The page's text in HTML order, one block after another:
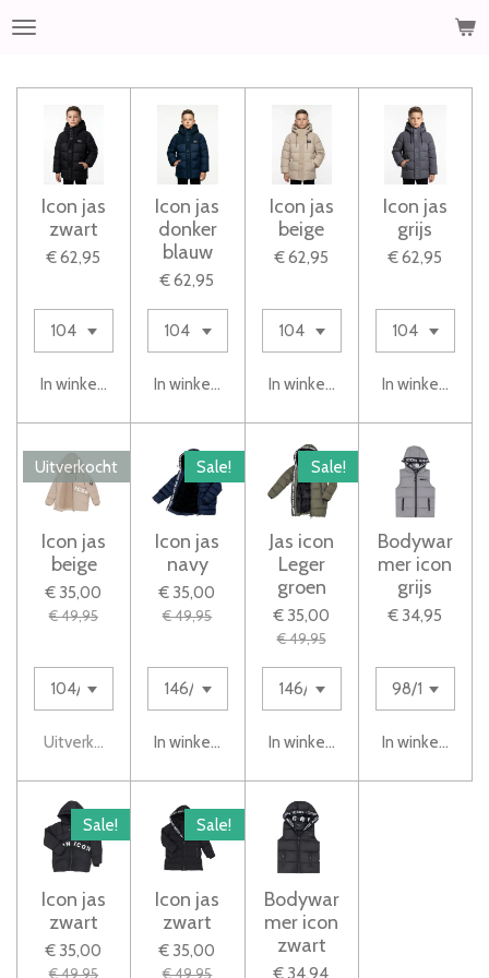
Ga
de
hoofdinhoud
Icon jas
zwart
€ 62,95
In winkelwagen
Icon jas
donker
blauw
€ 62,95
In winkelwagen
Icon jas
beige
€ 62,95
In winkelwagen
Icon jas
grijs
€ 62,95
In winkelwagen
Uitverkocht
Icon jas
beige
€ 35,00
€ 49,95
Uitverkocht
Sale!
Icon jas
navy
€ 35,00
€ 49,95
In winkelwagen
Sale!
Jas icon
Leger
groen
€ 35,00
€ 49,95
In winkelwagen
Bodywar
mer icon
grijs
€ 34,95
In winkelwagen
Sale!
Icon jas
zwart
€ 35,00
€ 49,95
Sale!
Icon jas
zwart
€ 35,00
€ 49,95
Bodywar
mer icon
zwart
€ 34,94